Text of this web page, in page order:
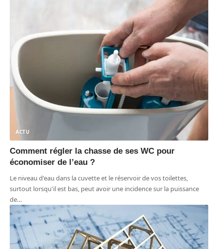
ACTU
Comment régler la chasse de ses WC pour
économiser de l’eau ?
Le niveau d'eau dans la cuvette et le réservoir de vos toilettes,
surtout lorsqu'il est bas, peut avoir une incidence sur la puissance
de…